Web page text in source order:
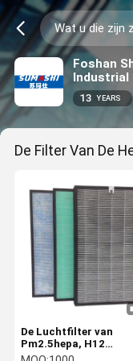
Foshan
Industrial
13 YEARS
De Filter Van De
De Luchtfilter van
Pm2.5hepa, H12
Geplooide Comité